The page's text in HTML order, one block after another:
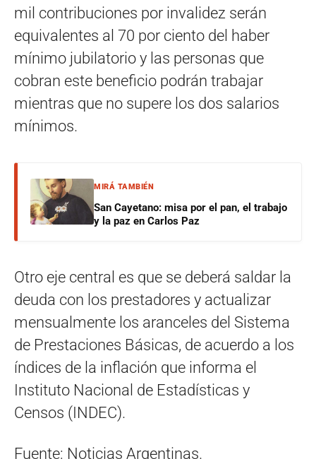
mil contribuciones por invalidez serán
equivalentes al 70 por ciento del haber
mínimo jubilatorio y las personas que
cobran este beneficio podrán trabajar
mientras que no supere los dos salarios
mínimos.
MIRÁ TAMBIÉN
San Cayetano: misa por el pan, el trabajo
y la paz en Carlos Paz
Otro eje central es que se deberá saldar la
deuda con los prestadores y actualizar
mensualmente los aranceles del Sistema
de Prestaciones Básicas, de acuerdo a los
índices de la inflación que informa el
Instituto Nacional de Estadísticas y
Censos (INDEC).
Fuente: Noticias Argentinas.